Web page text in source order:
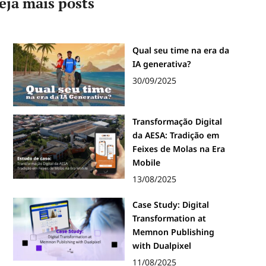
Qual seu time na era da
IA generativa?
30/09/2025
Transformação Digital
da AESA: Tradição em
Feixes de Molas na Era
Mobile
13/08/2025
Case Study: Digital
Transformation at
Memnon Publishing
with Dualpixel
11/08/2025